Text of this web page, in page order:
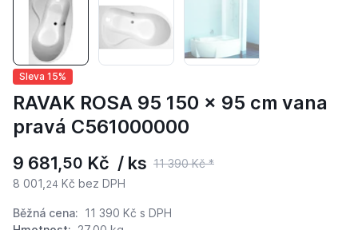
Sleva 15%
RAVAK ROSA 95 150 x 95 cm vana
pravá C561000000
9 681,50 Kč / ks 11 390 Kč *
8 001, 24 Kč bez DPH
Běžná cena: 11 390 Kč s DPH